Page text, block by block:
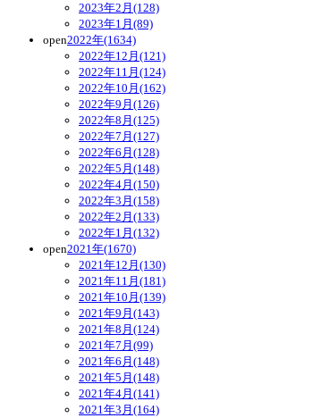
2023年2月(128)
2023年1月(89)
open2022年(1634)
2022年12月(121)
2022年11月(124)
2022年10月(162)
2022年9月(126)
2022年8月(125)
2022年7月(127)
2022年6月(128)
2022年5月(148)
2022年4月(150)
2022年3月(158)
2022年2月(133)
2022年1月(132)
open2021年(1670)
2021年12月(130)
2021年11月(181)
2021年10月(139)
2021年9月(143)
2021年8月(124)
2021年7月(99)
2021年6月(148)
2021年5月(148)
2021年4月(141)
2021年3月(164)